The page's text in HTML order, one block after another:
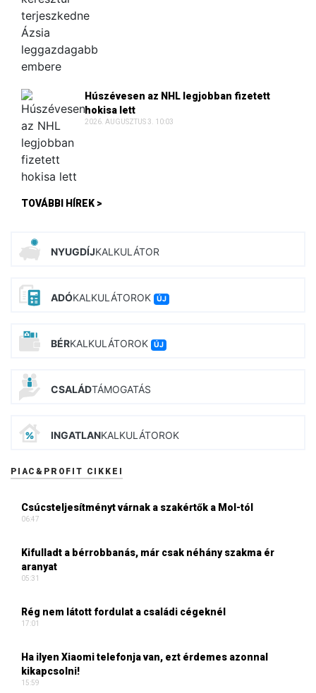
Húszévesen az NHL legjobban fizetett
hokisa lett
2026. AUGUSZTUS 3. 10:03
TOVÁBBI HÍREK >
NYUGDÍJKALKULÁTOR
ADÓKALKULÁTOROK ÚJ
BÉRKALKULÁTOROK ÚJ
CSALÁDTÁMOGATÁS
INGATLANKALKULÁTOROK
PIAC&PROFIT CIKKEI
Csúcsteljesítményt várnak a szakértők a Mol-tól
06:47
Kifulladt a bérrobbanás, már csak néhány szakma ér
aranyat
05:31
Rég nem látott fordulat a családi cégeknél
17:01
Ha ilyen Xiaomi telefonja van, ezt érdemes azonnal
kikapcsolni!
15:59